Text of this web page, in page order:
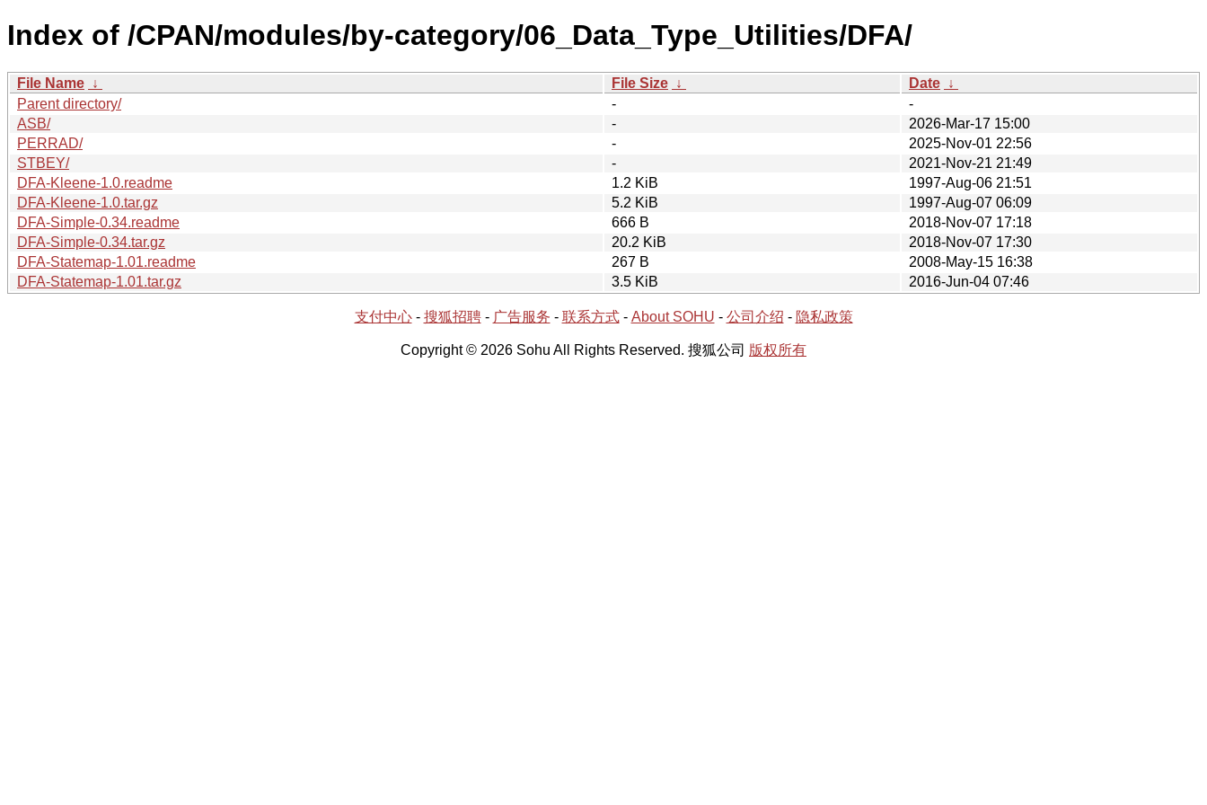
Index of /CPAN/modules/by-category/06_Data_Type_Utilities/DFA/
File Name ↓ File Size ↓ Date ↓
Parent directory/
-
-
ASB/
-
2026-Mar-17 15:00
PERRAD/
-
2025-Nov-01 22:56
STBEY/
-
2021-Nov-21 21:49
DFA-Kleene-1.0.readme
1.2 KiB
1997-Aug-06 21:51
DFA-Kleene-1.0.tar.gz
5.2 KiB
1997-Aug-07 06:09
DFA-Simple-0.34.readme
666 B
2018-Nov-07 17:18
DFA-Simple-0.34.tar.gz
20.2 KiB
2018-Nov-07 17:30
DFA-Statemap-1.01.readme
267 B
2008-May-15 16:38
DFA-Statemap-1.01.tar.gz
3.5 KiB 2016-Jun-04 07:46
支付中心- 搜狐招聘- 广告服务 - 联系方式- About SOHU - 公司介绍 - 隐私政策
Copyright © 2026 Sohu All Rights Reserved. 搜狐公司 版权所有